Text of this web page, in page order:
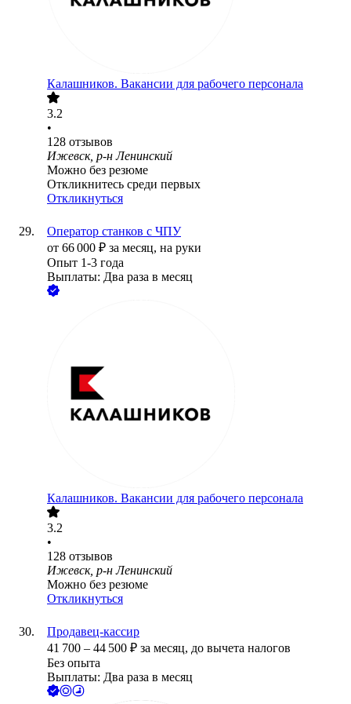
Калашников. Вакансии для рабочего персонала
3.2
•
128 отзывов
Ижевск, р-н Ленинский
Можно без резюме
Откликнитесь среди первых
Откликнуться
Оператор станков с ЧПУ
от 66 000 ₽ за месяц, на руки
Опыт 1-3 года
Выплаты: Два раза в месяц
Калашников. Вакансии для рабочего персонала
3.2
•
128 отзывов
Ижевск, р-н Ленинский
Можно без резюме
Откликнуться
Продавец-кассир
41 700 – 44 500 ₽ за месяц, до вычета налогов
Без опыта
Выплаты: Два раза в месяц